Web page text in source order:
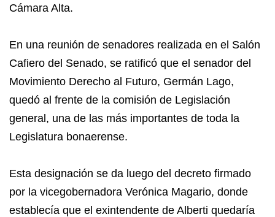
Cámara Alta.
En una reunión de senadores realizada en el Salón
Cafiero del Senado, se ratificó que el senador del
Movimiento Derecho al Futuro, Germán Lago,
quedó al frente de la comisión de Legislación
general, una de las más importantes de toda la
Legislatura bonaerense.
Esta designación se da luego del decreto firmado
por la vicegobernadora Verónica Magario, donde
establecía que el exintendente de Alberti quedaría